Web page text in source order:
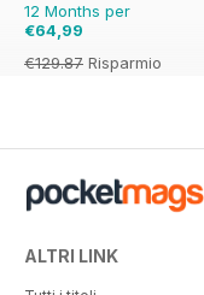
12 Months per
€64,99
€129.87 Risparmio
ALTRI LINK